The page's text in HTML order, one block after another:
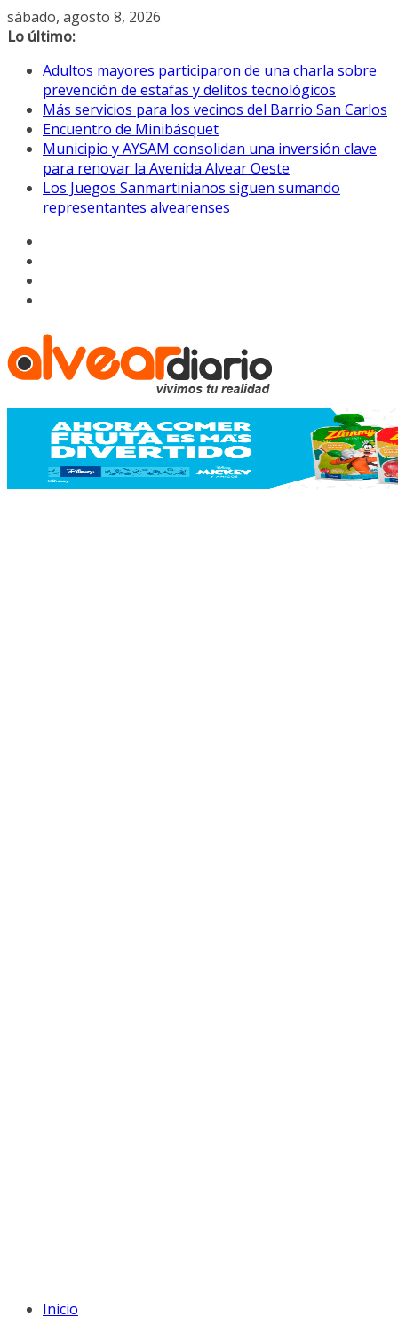
Saltar
al
sábado, agosto 8, 2026
Lo último:
Adultos mayores participaron de una charla sobre
prevención de estafas y delitos tecnológicos
Más servicios para los vecinos del Barrio San Carlos
Encuentro de Minibásquet
Municipio y AYSAM consolidan una inversión clave
para renovar la Avenida Alvear Oeste
Los Juegos Sanmartinianos siguen sumando
representantes alvearenses
Inicio